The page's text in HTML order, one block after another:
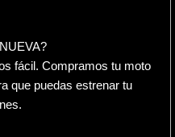
fácil. Compramos tu moto
que puedas estrenar tu